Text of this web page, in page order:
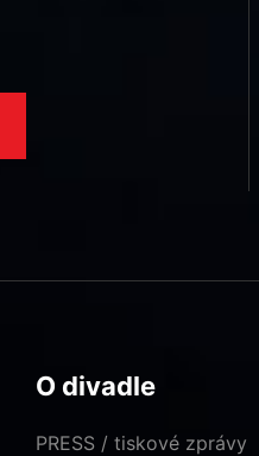
O divadle
PRESS / tiskové zprávy